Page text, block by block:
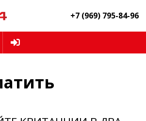
+7 (969) 795-84-96